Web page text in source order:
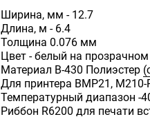
Ширина, мм - 12.7
Длина, м - 6.4
Толщина 0.076 мм
Цвет - белый на прозрачном
Материал B-430 Полиэстер
Для принтера BMP21, M210-
Температурный диапазон -
Риббон R6200 для печати